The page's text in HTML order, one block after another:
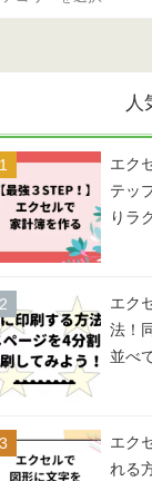
人
エク
テッ
りラ
エク
法！
並べ
エク
れる